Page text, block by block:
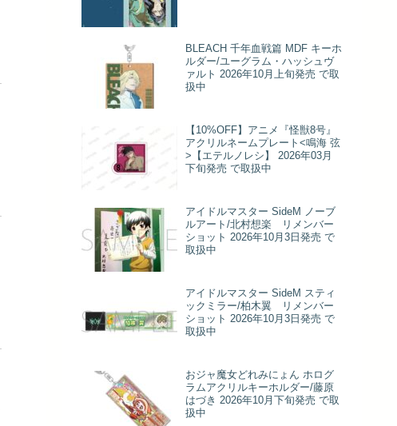
BLEACH 千年血戦篇 MDF キーホ
ルダー/ユーグラム・ハッシュヴ
ァルト 2026年10月上旬発売 で取
扱中
【10%OFF】アニメ『怪獣8号』
アクリルネームプレート<鳴海 弦
>【エテルノレシ】 2026年03月
下旬発売 で取扱中
アイドルマスター SideM ノーブ
ルアート/北村想楽 リメンバー
ショット 2026年10月3日発売 で
取扱中
アイドルマスター SideM スティ
ックミラー/柏木翼 リメンバー
ショット 2026年10月3日発売 で
取扱中
おジャ魔女どれみにょん ホログ
ラムアクリルキーホルダー/藤原
はづき 2026年10月下旬発売 で取
扱中